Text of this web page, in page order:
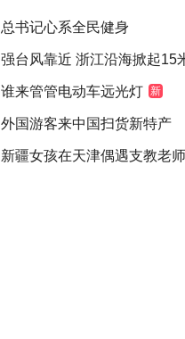
总书记心系全民健身
强台风靠近 浙江沿海掀起15
谁来管管电动车远光灯 新
外国游客来中国扫货新特产
新疆女孩在天津偶遇支教老